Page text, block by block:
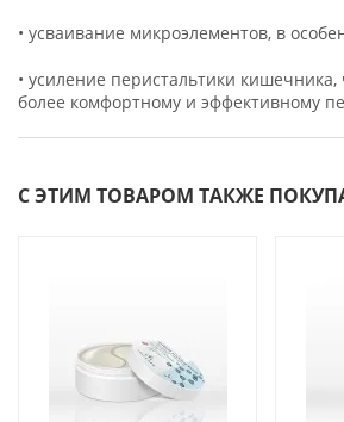
• усваивание микроэлементов, в
• усиление перистальтики кишечника,
более комфортному и эффективному
С ЭТИМ ТОВАРОМ ТАКЖЕ